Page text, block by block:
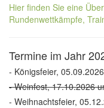
Hier finden Sie eine
Rundenwettkämpfe,
Termine im Jahr
- Königsfeier,
- Weinfest, 17.10.2026
- Weihnachtsfeier,